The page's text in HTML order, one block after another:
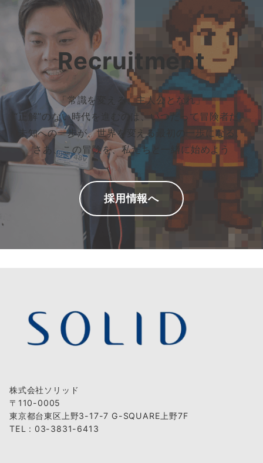
Recruitment
「常識を変える、主人公となれ」
“正解”のない時代を進むのは、いつだって冒険者だ。
未知への一歩が、世界を変える最初の一歩になる。
さあ、この冒険を、私たちと一緒に始めよう
採用情報へ
株式会社ソリッド
〒110-0005
東京都台東区上野3-17-7 G-SQUARE上野7F
TEL : 03-3831-6413